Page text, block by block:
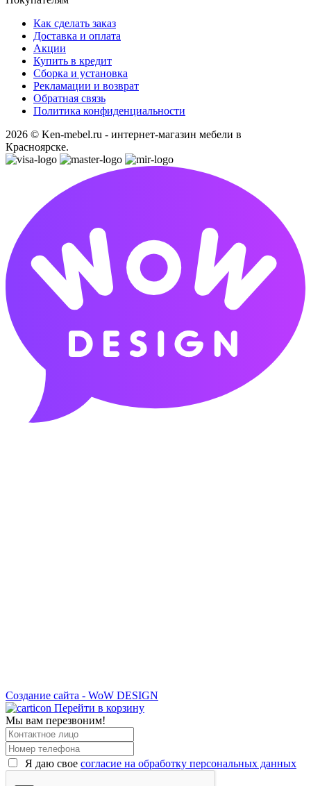
Как сделать заказ
Доставка и оплата
Акции
Купить в кредит
Сборка и установка
Рекламации и возврат
Обратная связь
Политика конфиденциальности
2026 © Ken-mebel.ru - интернет-магазин мебели в
Красноярске.
Создание сайта - WoW DESIGN
Перейти в корзину
Мы вам перезвоним!
Я даю свое согласие на обработку персональных данных